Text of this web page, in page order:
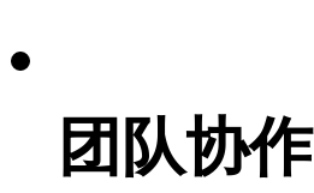
团队协作